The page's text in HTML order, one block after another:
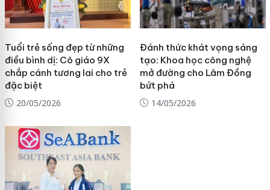
Tuổi trẻ sống đẹp từ những
điều bình dị: Cô giáo 9X
chắp cánh tương lai cho trẻ
đặc biệt
20/05/2026
Đánh thức khát vọng sáng
tạo: Khoa học công nghệ
mở đường cho Lâm Đồng
bứt phá
14/05/2026